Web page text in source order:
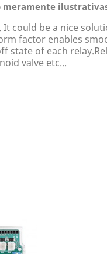
meramente
could be a nice
factor enables
state of each
valve etc...